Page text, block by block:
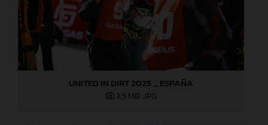
UNITED IN DIRT 2025 _ ESPAÑA
3,5 MB .JPG